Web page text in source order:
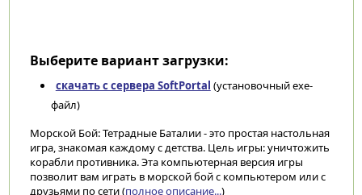
Выберите вариант загрузки:
скачать с сервера SoftPortal (установочный exe-
файл)
Морской Бой: Тетрадные Баталии - это простая настольная
игра, знакомая каждому с детства. Цель игры: уничтожить
корабли противника. Эта компьютерная версия игры
позволит вам играть в морской бой с компьютером или с
друзьями по сети (полное описание...)